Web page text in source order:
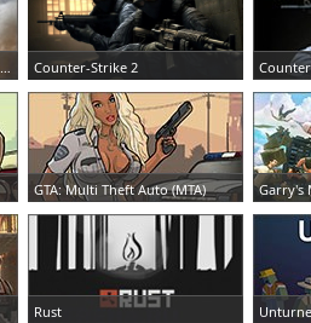
Counter-Strike: Global Offensive
Counter-Strike 2
ЗАКАЗАТЬ СЕРВЕР
GTA: Multi Theft Auto (MTA)
ЗАКАЗАТЬ СЕРВЕР
Garry's
Rust